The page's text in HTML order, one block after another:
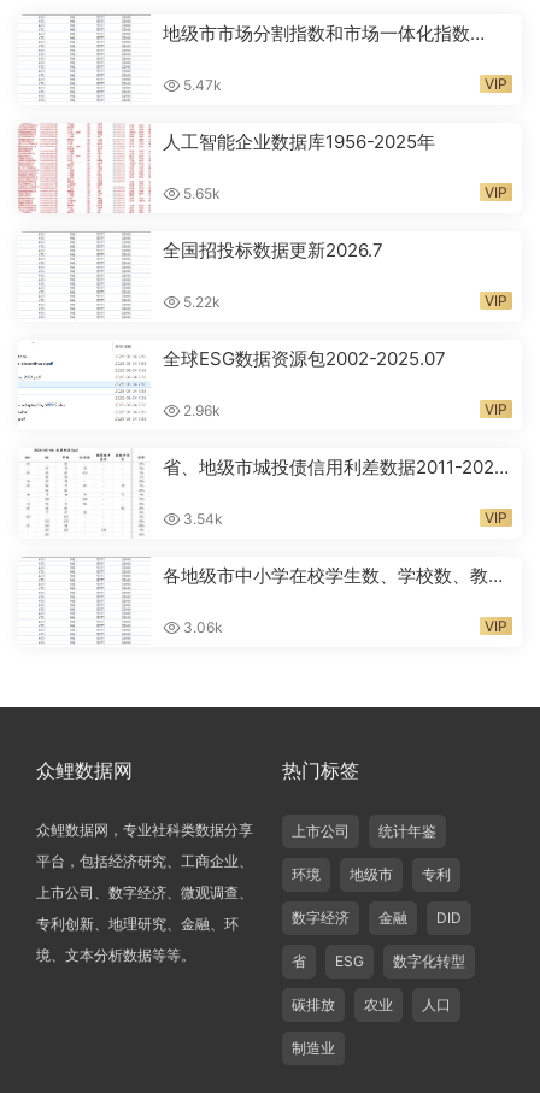
地级市市场分割指数和市场一体化指数
5.47k VIP
人工智能企业数据库1956-2025年
5.65k VIP
全国招投标数据更新2026.7
5.22k VIP
全球ESG数据资源包2002-2025.07
2.96k VIP
省、地级市城投债信用利差数据2011-2026
3.54k VIP
各地级市中小学在校学生数、学校数、教师
3.06k VIP
众鲤数据网
众鲤数据网，专业社科类数据分享
平台，包括经济研究、工商企业、
上市公司、数字经济、微观调查、
专利创新、地理研究、金融、环
境、文本分析数据等等。
热门标签
上市公司 统计年鉴
环境 地级市 专利
数字经济 金融 DID
省 ESG 数字化转型
碳排放 农业 人口
制造业